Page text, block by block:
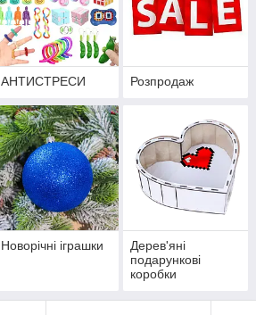
АНТИСТРЕСИ Розпродаж
Новорічні іграшки
Дерев'яні
подарункові
коробки